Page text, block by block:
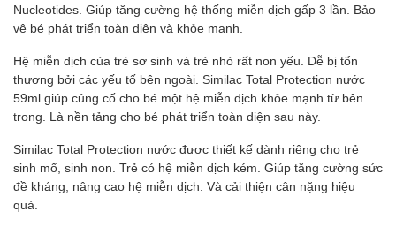
Nucleotides. Giúp tăng cường hệ thống miễn dịch gấp 3 lần. Bảo
vệ bé phát triển toàn diện và khỏe mạnh.
Hệ miễn dịch của trẻ sơ sinh và trẻ nhỏ rất non yếu. Dễ bị tổn
thương bởi các yếu tố bên ngoài. Similac Total Protection nước
59ml giúp củng cố cho bé một hệ miễn dịch khỏe mạnh từ bên
trong. Là nền tảng cho bé phát triển toàn diện sau này.
Similac Total Protection nước được thiết kế dành riêng cho trẻ
sinh mổ, sinh non. Trẻ có hệ miễn dịch kém. Giúp tăng cường sức
đề kháng, nâng cao hệ miễn dịch. Và cải thiện cân nặng hiệu
quả.